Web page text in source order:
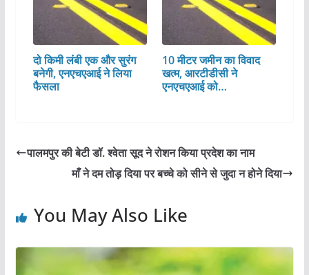
दो किमी लंबी एक और सुरंग
बनेगी, एनएचएआई ने लिया
फैसला
10 मीटर जमीन का विवाद
खत्म, आरटीडीसी ने
एनएचएआई को…
पालमपुर की बेटी डॉ. श्वेता सूद ने रोशन किया प्रदेश का नाम
माँ ने दम तोड़ दिया पर बच्चे को सीने से जुदा न होने दिया
You May Also Like